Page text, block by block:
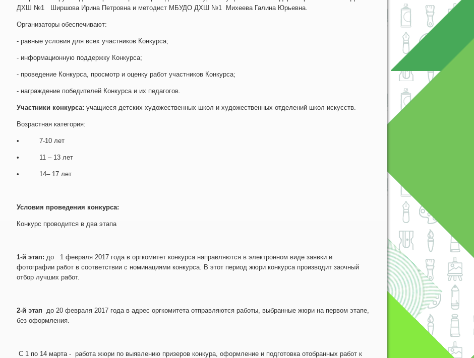
ДХШ №1 Ширшова Ирина Петровна и методист МБУДО ДХШ №1 Михеева Галина Юрьевна.
Организаторы обеспечивают:
- равные условия для всех участников Конкурса;
- информационную поддержку Конкурса;
- проведение Конкурса, просмотр и оценку работ участников Конкурса;
- награждение победителей Конкурса и их педагогов.
Участники конкурса: учащиеся детских художественных школ и художественных отделений школ искусств.
Возрастная категория:
• 7-10 лет
• 11 – 13 лет
• 14– 17 лет
Условия проведения конкурса:
Конкурс проводится в два этапа
1-й этап: до 1 февраля 2017 года в оргкомитет конкурса направляются в электронном виде заявки и
фотографии работ в соответствии с номинациями конкурса. В этот период жюри конкурса производит заочный
отбор лучших работ.
2-й этап до 20 февраля 2017 года в адрес оргкомитета отправляются работы, выбранные жюри на первом этапе,
без оформления.
С 1 по 14 марта - работа жюри по выявлению призеров конкура, оформление и подготовка отобранных работ к